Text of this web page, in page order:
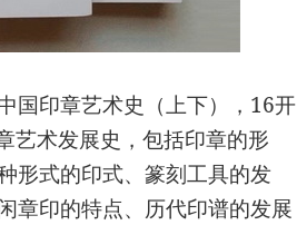
国印章艺术史（上下），16开
艺术发展史，包括印章的形
形式的印式、篆刻工具的发
章印的特点、历代印谱的发展